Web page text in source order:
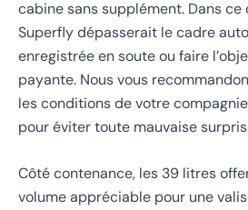
cabine sans supplément. Dans ce
Superfly dépasserait le cadre
enregistrée en soute ou faire
payante. Nous vous
les conditions de votre
pour éviter toute mauvaise
Côté contenance, les 39 litres
volume appréciable pour une